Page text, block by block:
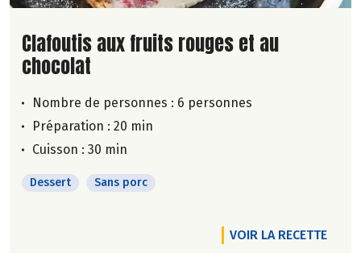
Lire la suite de la recette
Clafoutis aux fruits rouges et au
chocolat
Nombre de personnes : 6 personnes
Préparation : 20 min
Cuisson : 30 min
Dessert Sans porc
VOIR LA RECETTE